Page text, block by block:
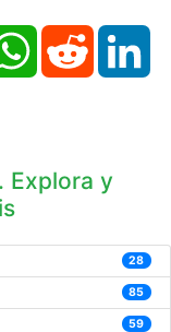
WhatsAppReddit
Explora y
28
85
59